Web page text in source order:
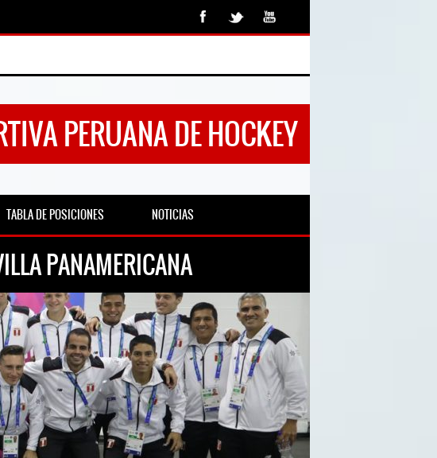
PERUANA DE HOCKEY
TABLA DE POSICIONES NOTICIAS
PANAMERICANA